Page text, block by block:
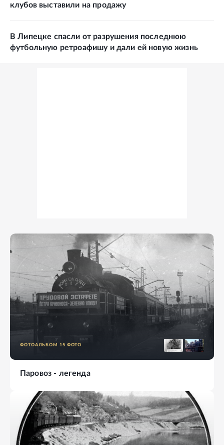
клубов выставили на продажу
В Липецке спасли от разрушения последнюю
футбольную ретроафишу и дали ей новую жизнь
ФОТОАЛЬБОМ 15 ФОТО
Паровоз - легенда